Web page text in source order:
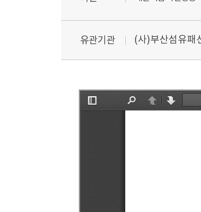
유관기관 (사)부산섬유패